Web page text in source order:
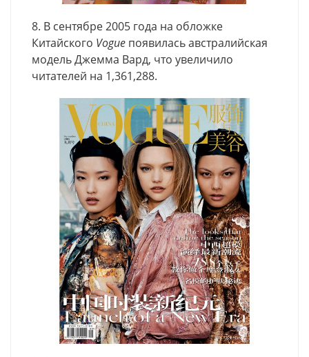
8. В сентябре 2005 года на обложке
Китайского Vogue появилась австралийская
модель Джемма Вард, что увеличило
читателей на 1,361,288.